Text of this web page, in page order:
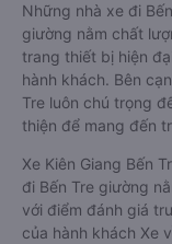
Những nhà xe đi
giường nằm chất
trang thiết bị hiện
hành khách. Bên
Tre luôn chú trọng
thiện để mang đến
Xe Kiên Giang Bến
đi Bến Tre giường
với điểm đánh giá
của hành khách Xe